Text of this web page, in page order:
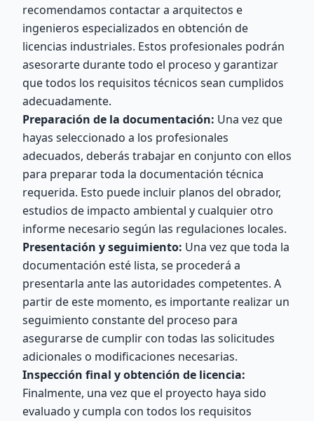
recomendamos contactar a arquitectos e
ingenieros especializados en obtención de
licencias industriales. Estos profesionales podrán
asesorarte durante todo el proceso y garantizar
que todos los requisitos técnicos sean cumplidos
adecuadamente.
Preparación de la documentación: Una vez que
hayas seleccionado a los profesionales
adecuados, deberás trabajar en conjunto con ellos
para preparar toda la documentación técnica
requerida. Esto puede incluir planos del obrador,
estudios de impacto ambiental y cualquier otro
informe necesario según las regulaciones locales.
Presentación y seguimiento: Una vez que toda la
documentación esté lista, se procederá a
presentarla ante las autoridades competentes. A
partir de este momento, es importante realizar un
seguimiento constante del proceso para
asegurarse de cumplir con todas las solicitudes
adicionales o modificaciones necesarias.
Inspección final y obtención de licencia:
Finalmente, una vez que el proyecto haya sido
evaluado y cumpla con todos los requisitos